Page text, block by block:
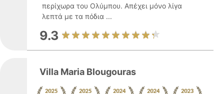
περίχωρα του Ολύμπου. Απέχει μόνο λίγα
λεπτά με τα πόδια ...
9.3
Villa Maria Blougouras